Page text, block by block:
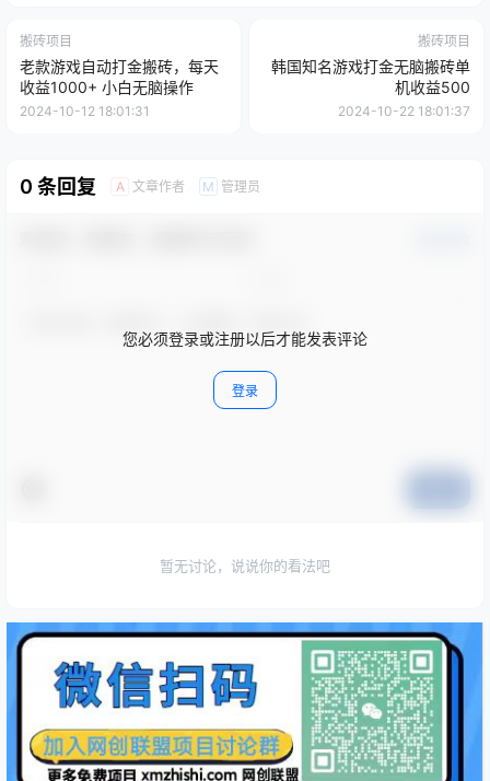
搬砖项目
老款游戏自动打金搬砖，每天
收益1000+ 小白无脑操作
2024-10-12 18:01:31
搬砖项目
韩国知名游戏打金无脑搬砖单
机收益500
2024-10-22 18:01:37
0 条回复 A 文章作者 M 管理员
您必须登录或注册以后才能发表评论
登录
暂无讨论，说说你的看法吧